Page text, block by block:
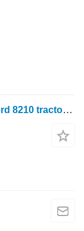
Ring otra pieza de transmisión para Ford 8210 tractor de ruedas